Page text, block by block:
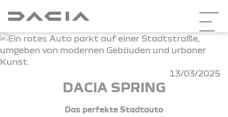
13/03/2025
DACIA SPRING
Das perfekte Stadtauto